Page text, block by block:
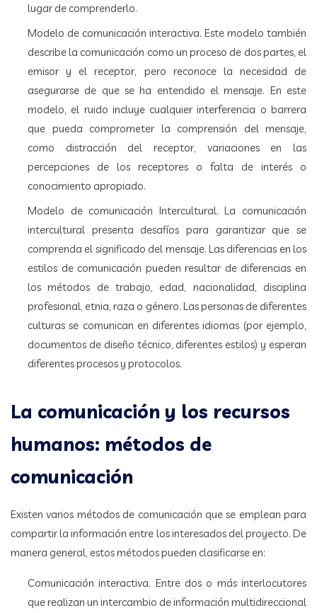
lugar de comprenderlo.
Modelo de comunicación interactiva. Este modelo también
describe la comunicación como un proceso de dos partes, el
emisor y el receptor, pero reconoce la necesidad de
asegurarse de que se ha entendido el mensaje. En este
modelo, el ruido incluye cualquier interferencia o barrera
que pueda comprometer la comprensión del mensaje,
como distracción del receptor, variaciones en las
percepciones de los receptores o falta de interés o
conocimiento apropiado.
Modelo de comunicación Intercultural. La comunicación
intercultural presenta desafíos para garantizar que se
comprenda el significado del mensaje. Las diferencias en los
estilos de comunicación pueden resultar de diferencias en
los métodos de trabajo, edad, nacionalidad, disciplina
profesional, etnia, raza o género. Las personas de diferentes
culturas se comunican en diferentes idiomas (por ejemplo,
documentos de diseño técnico, diferentes estilos) y esperan
diferentes procesos y protocolos.
La comunicación y los recursos
humanos: métodos de
comunicación
Existen varios métodos de comunicación que se emplean para
compartir la información entre los interesados del proyecto. De
manera general, estos métodos pueden clasificarse en:
Comunicación interactiva. Entre dos o más interlocutores
que realizan un intercambio de información multidireccional